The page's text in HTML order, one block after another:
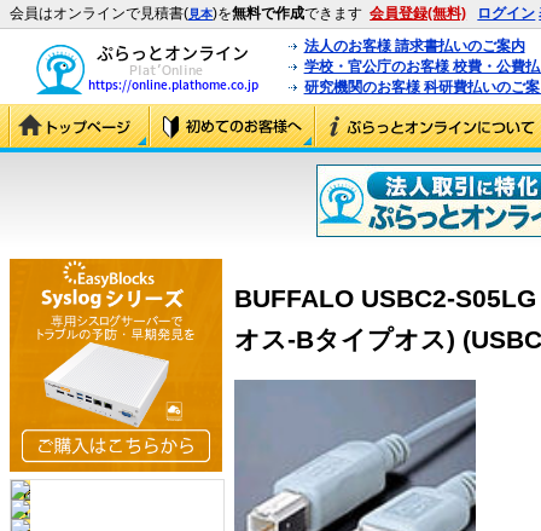
会員はオンラインで見積書(見本)を無料で作成できます 会員登録(無料) ログイン
法人のお客様 請求書払いのご案内
学校・官公庁のお客様 校費・公費
研究機関のお客様 科研費払いのご
BUFFALO USBC2-
オス-Bタイプオス)